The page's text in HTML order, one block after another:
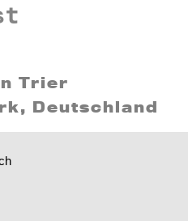
Trier
Deutschland